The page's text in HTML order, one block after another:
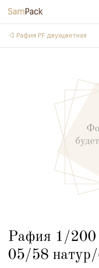
Рафия PF двухцветная
Рафия 1/
05/58 натур/